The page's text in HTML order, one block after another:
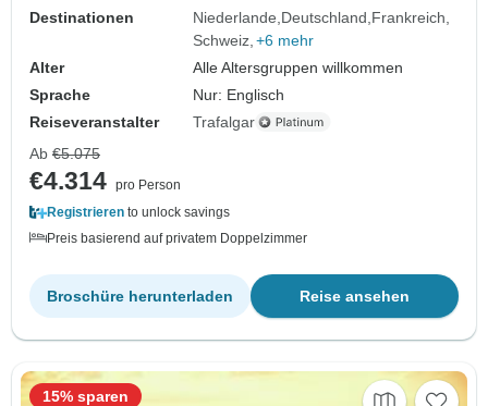
Destinationen
Niederlande Deutschland Frankreich
Schweiz +6 mehr
Alter
Alle Altersgruppen willkommen
Sprache
Nur: Englisch
Reiseveranstalter
Trafalgar
Ab €5.075
€4.314 pro Person
Registrieren to unlock savings
Preis basierend auf privatem Doppelzimmer
Reise ansehen
Broschüre herunterladen
15% sparen